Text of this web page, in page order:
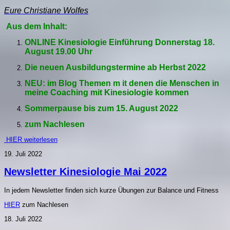
Eure Christiane Wolfes
Aus dem Inhalt:
ONLINE Kinesiologie Einführung Donnerstag 18.
August 19.00 Uhr
Die neuen Ausbildungstermine ab Herbst 2022
NEU: im Blog Themen m it denen die Menschen in
meine Coaching mit Kinesiologie kommen
Sommerpause bis zum 15. August 2022
zum Nachlesen
HIER weiterlesen
19. Juli 2022
Newsletter Kinesiologie Mai 2022
In jedem Newsletter finden sich kurze Übungen zur Balance und Fitness
HIER zum Nachlesen
18. Juli 2022